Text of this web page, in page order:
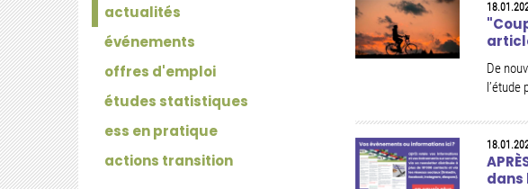
actualités
événements
offres d'emploi
études statistiques
ess en pratique
actions transition
De
l’étude
dans